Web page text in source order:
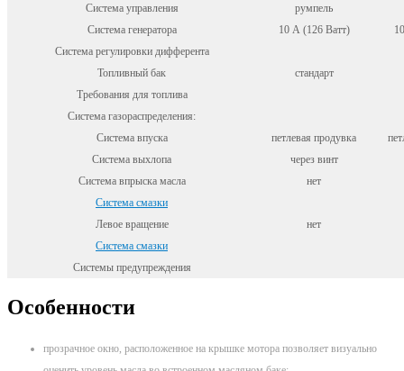
Система управления
румпель
Система генератора
10 А (126 Ватт)
Система регулировки дифферента
Топливный бак
стандарт
Требования для топлива
Система газораспределения:
Система впуска
петлевая продувка
Система выхлопа
через винт
Система впрыска масла
нет
Система смазки
Левое вращение
нет
Система смазки
Системы предупреждения
Особенности
прозрачное окно, расположенное на крышке мотора позволяет визуально